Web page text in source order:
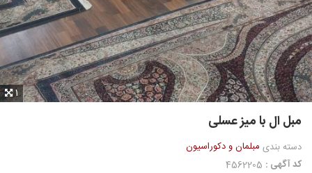
1
مبل ال با میز عسلی
دسته بندی مبلمان و دکوراسیون
کد آگهی :